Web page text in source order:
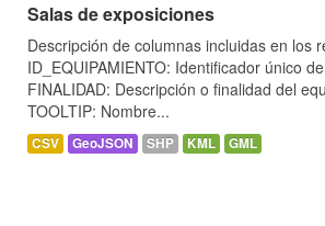
Salas de exposiciones
Descripción de columnas incluidas en los
ID_EQUIPAMIENTO: Identificador único
FINALIDAD: Descripción o finalidad del
TOOLTIP: Nombre...
CSV GeoJSON SHP KML GML